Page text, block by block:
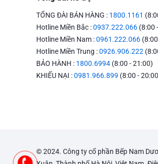
TỔNG ĐÀI BÁN HÀNG : 1800.1161
Hotline Miền Bắc :0937.222.066 (8:00
Hotline Miền Nam :0961.222.066
Hotline Miền Trung :0926.906.222
BẢO HÀNH : 1800.6994 (8:00 - 21:00)
KHIẾU NẠI :0981.966.899 (8:00 -
© 2024. Công ty cổ phần Bếp Nam